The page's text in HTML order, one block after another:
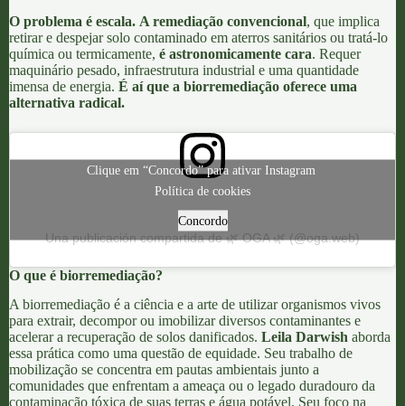
O problema é escala. A remediação convencional, que implica
retirar e despejar solo contaminado em aterros sanitários ou tratá-lo
química ou termicamente, é astronomicamente cara. Requer
maquinário pesado, infraestrutura industrial e uma quantidade
imensa de energia. É aí que a biorremediação oferece uma
alternativa radical.
Una publicación compartida de 🌿 OGA 🌿 (@oga.web)
Clique em “Concordo” para ativar Instagram
Política de cookies
Concordo
O que é biorremediação?
A biorremediação é a ciência e a arte de utilizar organismos vivos
para extrair, decompor ou imobilizar diversos contaminantes e
acelerar a recuperação de solos danificados. Leila Darwish aborda
essa prática como uma questão de equidade. Seu trabalho de
mobilização se concentra em pautas ambientais junto a
comunidades que enfrentam a ameaça ou o legado duradouro da
contaminação tóxica de suas terras e água potável. Seu foco na